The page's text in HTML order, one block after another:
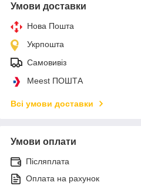
Умови доставки
Нова Пошта
Укрпошта
Самовивіз
Meest ПОШТА
Всі умови доставки
Умови оплати
Післяплата
Оплата на рахунок